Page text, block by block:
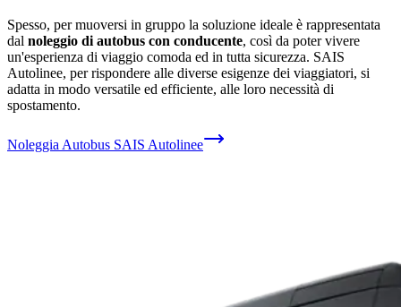
Spesso, per muoversi in gruppo la soluzione ideale è rappresentata
dal noleggio di autobus con conducente, così da poter vivere
un'esperienza di viaggio comoda ed in tutta sicurezza. SAIS
Autolinee, per rispondere alle diverse esigenze dei viaggiatori, si
adatta in modo versatile ed efficiente, alle loro necessità di
spostamento.
Noleggia Autobus SAIS Autolinee